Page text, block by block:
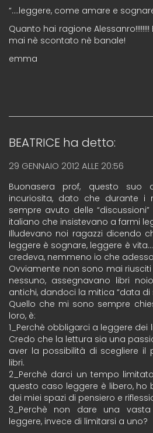
“….leggere, come amare e
Quanto hai ragione
mai nè scontato nè banale!
emma
BEATRICE ha detto:
29 GENNAIO 2012 ALLE 20:56
Buonasera prof, questo suo
incuriosita, dato che durante i
sempre avuto delle
italiano che insistevano a farmi
Illudevano noi ragazzi dicendo
leggere è sognare, leggere è
credeva, nemmeno io che
Ovviamente non sono mai
nessuno, assegnavano libri
antichi, dandoci la mitica “data di
Quello che mi sono sempre
loro, è:
1_Perchè obbligarci a leggere
Credo che la lettura sia una
aver la possibilità di scegliere il
libri.
2_Perchè darci un tempo
questo caso leggere è libero,
dei miei spazi di pensiero e
3_Perchè non dare una
leggere, invece di limitarsi a uno?